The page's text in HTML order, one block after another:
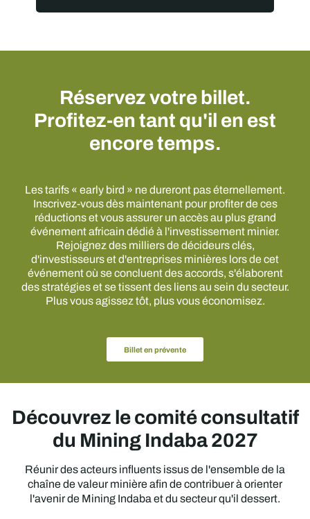
Réservez votre billet.
Profitez-en tant qu'il en est
encore temps.
Les tarifs « early bird » ne dureront pas éternellement.
Inscrivez-vous dès maintenant pour profiter de ces
réductions et vous assurer un accès au plus grand
événement africain dédié à l'investissement minier.
Rejoignez des milliers de décideurs clés,
d'investisseurs et d'entreprises minières lors de cet
événement où se concluent des accords, s'élaborent
des stratégies et se tissent des liens au sein du secteur.
Plus vous agissez tôt, plus vous économisez.
Billet en prévente
Découvrez le comité consultatif
du Mining Indaba 2027
Réunir des acteurs influents issus de l'ensemble de la
chaîne de valeur minière afin de contribuer à orienter
l'avenir de Mining Indaba et du secteur qu'il dessert.